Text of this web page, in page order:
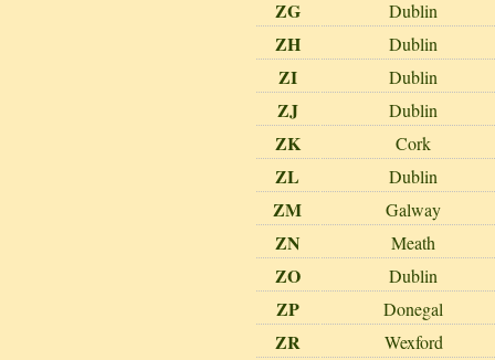
ZG Dublin
ZH Dublin
ZI Dublin
ZJ Dublin
ZK Cork
ZL Dublin
ZM Galway
ZN Meath
ZO Dublin
ZP Donegal
ZR Wexford